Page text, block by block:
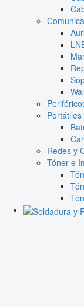
Redes y
Tóner e